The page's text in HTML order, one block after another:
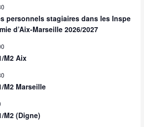
personnels stagiaires dans les Inspe
d’Aix-Marseille 2026/2027
M2 Aix
M2 Marseille
M2 (Digne)